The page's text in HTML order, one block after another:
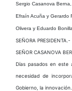
Sergio Casanova
Efraín Acuña y Gerardo
Olivera y Eduardo
SEÑORA
SEÑOR CASANOVA
Días pasados en este
necesidad de
Gobierno, la